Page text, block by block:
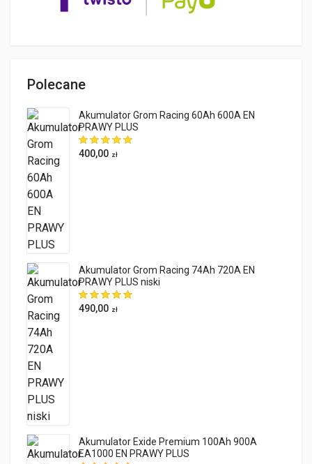
Polecane
Akumulator Grom Racing 60Ah 600A EN
PRAWY PLUS
400,00 zł
Akumulator Grom Racing 74Ah 720A EN
PRAWY PLUS niski
490,00 zł
Akumulator Exide Premium 100Ah 900A
EA1000 EN PRAWY PLUS